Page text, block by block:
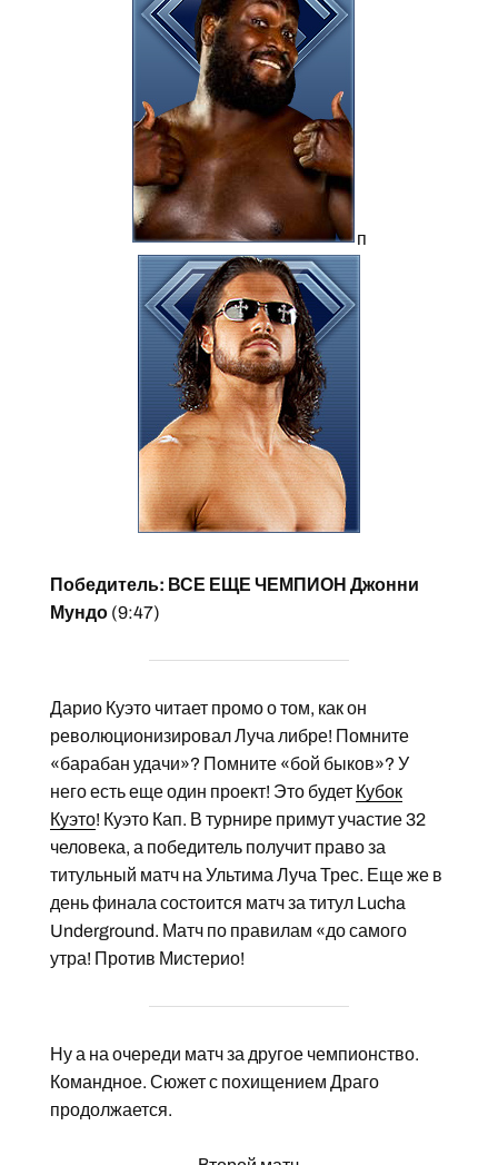
п
Победитель: ВСЕ ЕЩЕ ЧЕМПИОН Джонни
Мундо(9:47)
Дарио Куэто читает промо о том, как он
революционизировал Луча либре! Помните
«барабан удачи»? Помните «бой быков»? У
него есть еще один проект! Это будет Кубок
Куэто! Куэто Кап. В турнире примут участие 32
человека, а победитель получит право за
титульный матч на Ультима Луча Трес. Еще же в
день финала состоится матч за титул Lucha
Underground. Матч по правилам «до самого
утра! Против Мистерио!
Ну а на очереди матч за другое чемпионство.
Командное. Сюжет с похищением Драго
продолжается.